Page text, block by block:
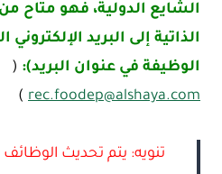
الشايع الدولية، فهو متاح
الذاتية إلى البريد
الوظيفة في عنوان البريد): (
rec.foodep@alshaya.com
)
تنويه: يتم تحديث